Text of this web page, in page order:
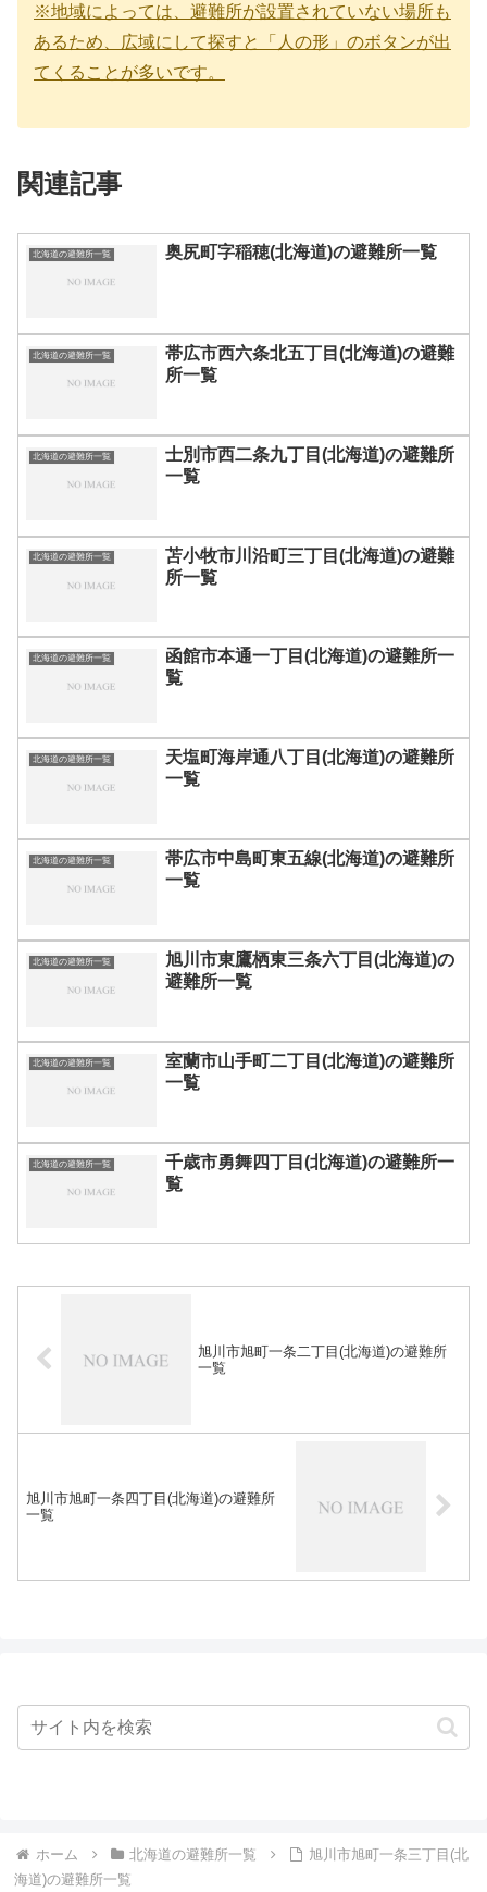
※地域によっては、避難所が設置されていない場所も
あるため、広域にして探すと「人の形」のボタンが出
てくることが多いです。
関連記事
北海道の避難所一覧 奥尻町字稲穂(北海道)の避難所一覧
北海道の避難所一覧
帯広市西六条北五丁目(北海道)の避難
所一覧
北海道の避難所一覧
士別市西二条九丁目(北海道)の避難所
一覧
北海道の避難所一覧
苫小牧市川沿町三丁目(北海道)の避難
所一覧
北海道の避難所一覧
函館市本通一丁目(北海道)の避難所一
覧
北海道の避難所一覧
天塩町海岸通八丁目(北海道)の避難所
一覧
北海道の避難所一覧
帯広市中島町東五線(北海道)の避難所
一覧
北海道の避難所一覧
旭川市東鷹栖東三条六丁目(北海道)の
避難所一覧
北海道の避難所一覧
室蘭市山手町二丁目(北海道)の避難所
一覧
北海道の避難所一覧
千歳市勇舞四丁目(北海道)の避難所一
覧
旭川市旭町一条二丁目(北海道)の避難所
一覧
旭川市旭町一条四丁目(北海道)の避難所
一覧
ホーム 北海道の避難所一覧
旭川市旭町一条三丁目(北
海道)の避難所一覧